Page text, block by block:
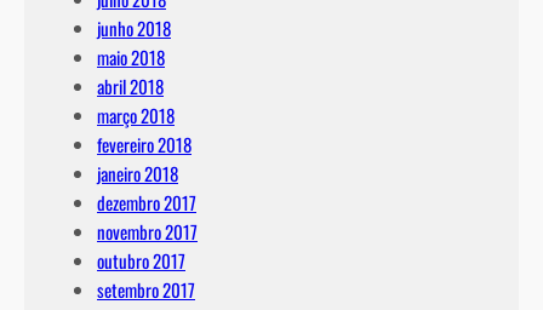
junho 2018
maio 2018
abril 2018
março 2018
fevereiro 2018
janeiro 2018
dezembro 2017
novembro 2017
outubro 2017
setembro 2017